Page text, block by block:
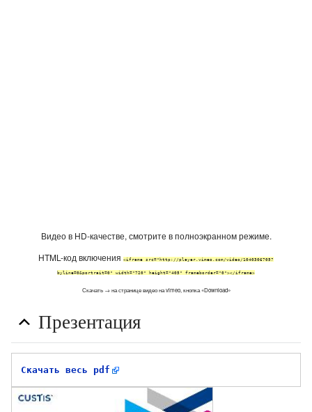
Видео в HD-качестве, смотрите в полноэкранном режиме.
HTML-код включения <iframe src="http://player.vimeo.com/video/1040306705?
byline=0&portrait=0" width="720" height="405" frameborder="0"></iframe>
Скачать → на странице видео на vimeo, кнопка «Download»
Презентация
Скачать весь pdf